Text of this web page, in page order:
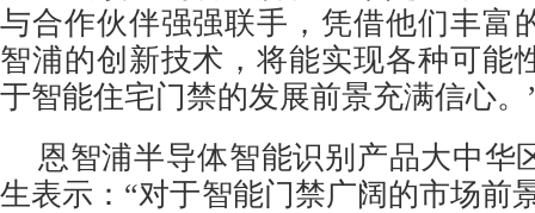
与合作伙伴强强联手，凭借他们丰富
智浦的创新技术，将能实现各种可能
于智能住宅门禁的发展前景充满信心。
恩智浦半导体智能识别产品大中华
生表示：“对于智能门禁广阔的市场前